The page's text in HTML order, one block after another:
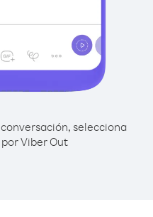
selecciona
Viber Out